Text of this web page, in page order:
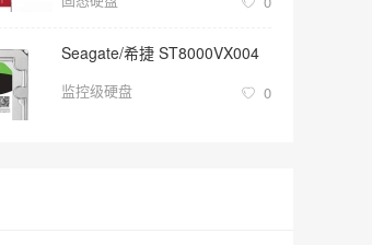
Seagate/希捷 ST8000VX004
监控级硬盘 0